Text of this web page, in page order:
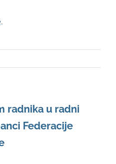
radnika u radni
Federacije